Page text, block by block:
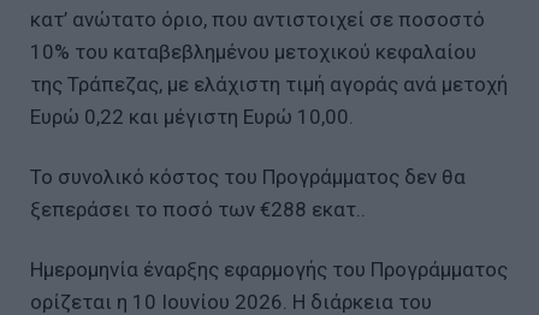
κατ’ ανώτατο όριο, που αντιστοιχεί σε ποσοστό
10% του καταβεβλημένου μετοχικού κεφαλαίου
της Τράπεζας, με ελάχιστη τιμή αγοράς ανά μετοχή
Ευρώ 0,22 και μέγιστη Ευρώ 10,00.
Το συνολικό κόστος του Προγράμματος δεν θα
ξεπεράσει το ποσό των €288 εκατ..
Ημερομηνία έναρξης εφαρμογής του Προγράμματος
ορίζεται η 10 Ιουνίου 2026. Η διάρκεια του